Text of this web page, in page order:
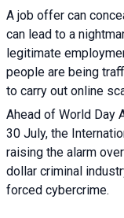
A job offer can
can lead to a
legitimate
people are being
to carry out online
Ahead of World Day
30 July, the
raising the alarm
dollar criminal
forced cybercrime.